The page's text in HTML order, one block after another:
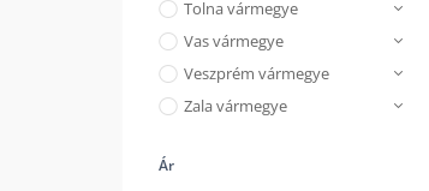
Tolna vármegye
Vas vármegye
Veszprém vármegye
Zala vármegye
Ár